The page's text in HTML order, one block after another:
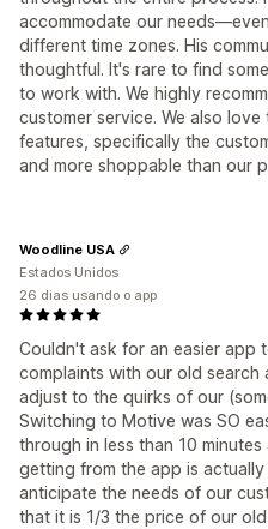
accommodate our
different time zones. His
thoughtful. It's rare to find
to work with. We highly
customer service. We also
features, specifically the
and more shoppable than our
Couldn't ask for an easier app
complaints with our old
adjust to the quirks of our
Switching to Motive was SO
through in less than 10
getting from the app is
anticipate the needs of our
that it is 1/3 the price of our
Woodline USA
Estados Unidos
26 dias usando o app